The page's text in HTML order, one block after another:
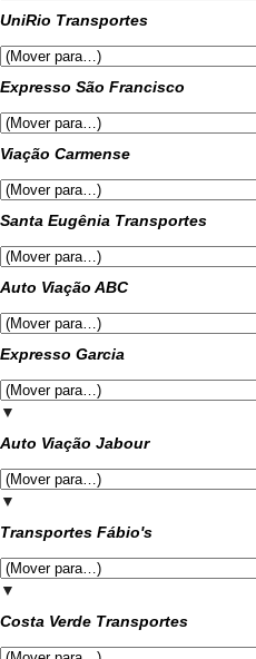
UniRio Transportes
Expresso São Francisco
Viação Carmense
Santa Eugênia Transportes
Auto Viação ABC
Expresso Garcia
▼
Auto Viação Jabour
▼
Transportes Fábio's
▼
Costa Verde Transportes